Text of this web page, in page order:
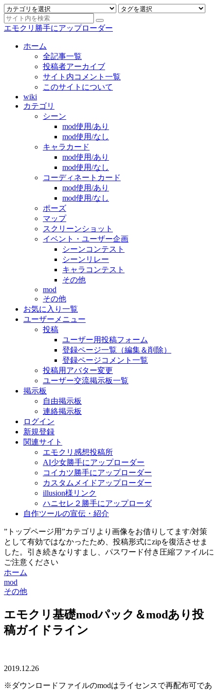
エモクリ勝手にアップローダー
ホーム
全記事一覧
投稿者アーカイブ
サイト内コメント一覧
このサイトについて
wiki
カテゴリ
シーン
mod使用/あり
mod使用/なし
キャラカード
mod使用/あり
mod使用/なし
コーディネートカード
mod使用/あり
mod使用/なし
ポーズ
マップ
スクリーンショット
イベント・ユーザー企画
シーンコンテスト
シーンリレー
キャラコンテスト
その他
mod
その他
お気に入り一覧
ユーザーメニュー
投稿
ユーザー用投稿フォーム
登録ページ一覧（編集＆削除）
登録ページコメント一覧
投稿用アバター変更
ユーザー交流掲示板一覧
掲示板
自由掲示板
連絡掲示板
ログイン
新規登録
関連サイト
エモクリ感想投稿所
AI少女勝手にアップローダー
コイカツ勝手にアップローダー
カスタムメイドアップローダー
illusion様リンク
ハニセレ２勝手にアップローダ
自作ツールの宣伝・紹介
”トップページ用”カテゴリより画像をお借りしてます/対策
として有効ではなかったため、投稿形式にzipを復活させま
した。引き続きなりすまし、パスワード付き圧縮ファイルに
ご注意ください
ホーム
mod
その他
エモクリ基礎modパック＆modあり投
稿ガイドライン
2019.12.26
※ダウンロードファイルのmodはライセンスで再配布可であ